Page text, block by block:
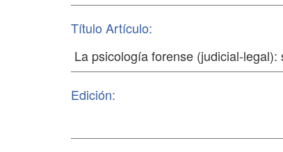
Título Artículo:
Edición: